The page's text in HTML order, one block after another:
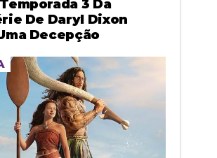
3 Da
De Daryl Dixon
Decepção